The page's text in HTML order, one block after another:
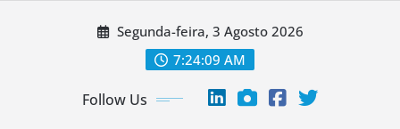
Segunda-feira, 3 Agosto 2026
7:24:10 AM
Follow Us